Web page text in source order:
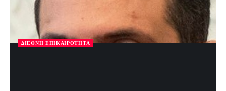
ΔΙΕΘΝΉ ΕΠΙΚΑΙΡΌΤΗΤΑ